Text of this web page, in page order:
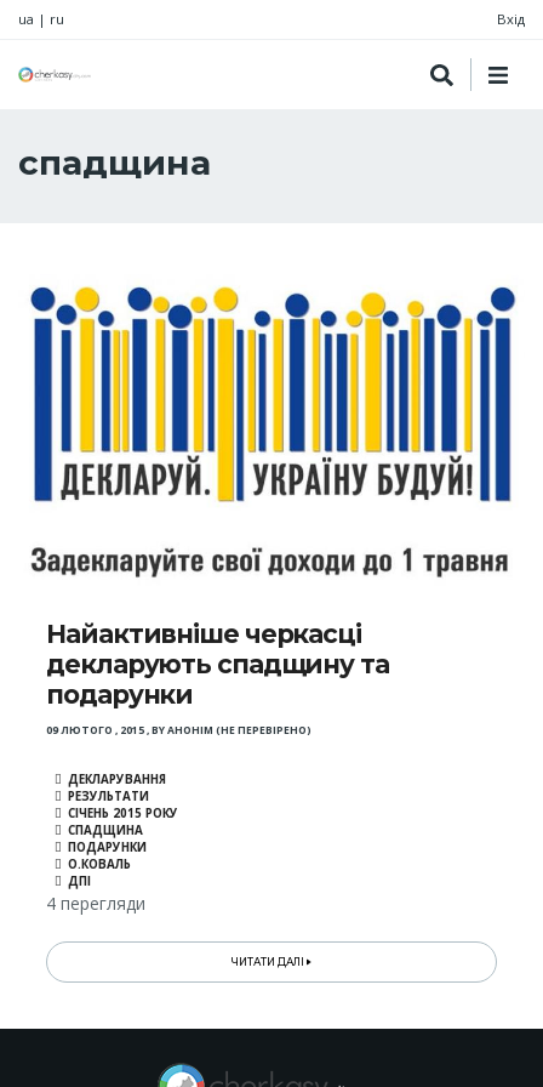
ua | ru Вхід
спадщина
Найактивніше черкасці
декларують спадщину та
подарунки
09 ЛЮТОГО , 2015,BYАНОНІМ (НЕ ПЕРЕВІРЕНО)
ДЕКЛАРУВАННЯ
РЕЗУЛЬТАТИ
СІЧЕНЬ 2015 РОКУ
СПАДЩИНА
ПОДАРУНКИ
О.КОВАЛЬ
ДПІ
4 перегляди
ЧИТАТИ ДАЛІ